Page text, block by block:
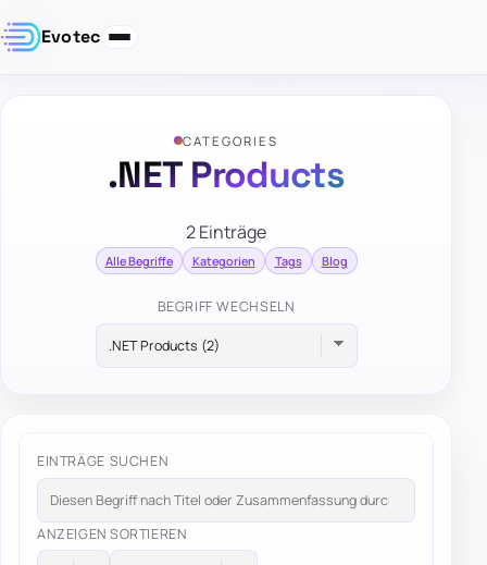
Evotec
CATEGORIES
.NET Products
2 Einträge
Alle Begriffe Kategorien Tags Blog
BEGRIFF WECHSELN
EINTRÄGE SUCHEN
ANZEIGEN SORTIEREN